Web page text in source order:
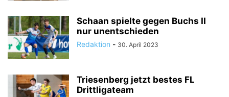
Schaan spielte gegen Buchs II
nur unentschieden
Redaktion - 30. April 2023
Triesenberg jetzt bestes FL
Drittligateam